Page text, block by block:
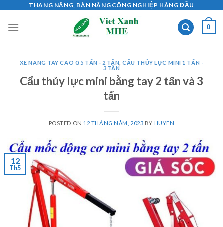
content
THANG NÂNG, BÀN NÂNG CÔNG NGHIỆP HÀNG ĐẦU
0
XE NÂNG TAY CAO 0.5 TẤN - 2 TẤN ,CẨU THỦY LỰC MINI 1 TẤN -
3 TẤN
Cẩu thủy lực mini bằng tay 2 tấn và 3
tấn
POSTED ON 12 THÁNG NĂM, 2023 BY HUYEN
12
Th5